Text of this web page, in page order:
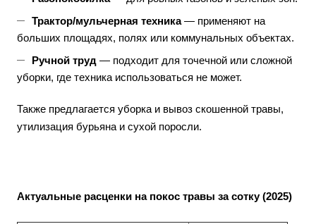
Трактор/мульчерная техника— применяют на
больших площадях, полях или коммунальных объектах.
Ручной труд — подходит для точечной или сложной
уборки, где техника использоваться не может.
Также предлагается уборка и вывоз скошенной травы,
утилизация бурьяна и сухой поросли.
Актуальные расценки на покос травы за сотку (2025)